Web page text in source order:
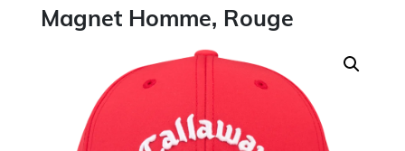
Magnet Homme, Rouge